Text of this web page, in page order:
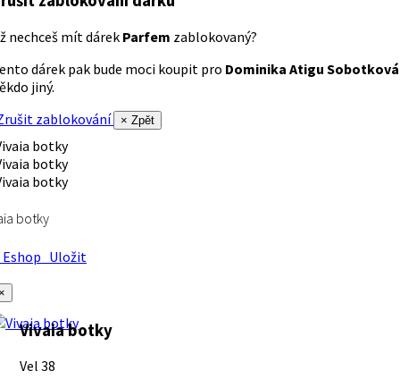
nechceš mít dárek Parfem zablokovaný?
dárek pak bude moci koupit pro Dominika Atigu Sobotková
jiný.
zablokování
× Zpět
botky
Uložit
Vivaia botky
Vel 38